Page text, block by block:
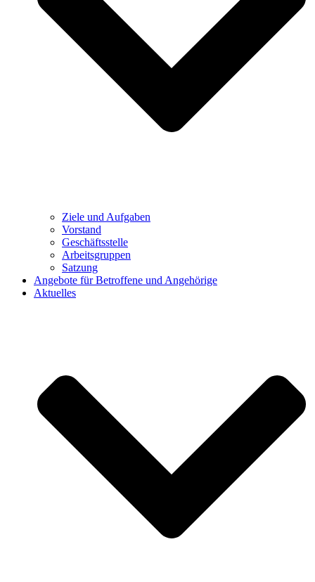
Ziele und Aufgaben
Vorstand
Geschäftsstelle
Arbeitsgruppen
Satzung
Angebote für Betroffene und Angehörige
Aktuelles